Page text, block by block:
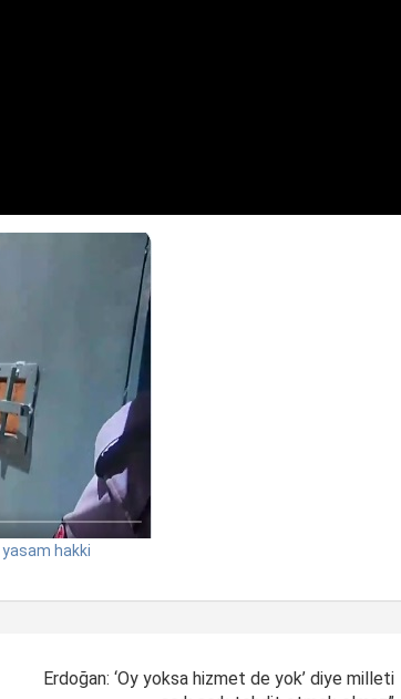
yasam hakki
Erdoğan: ‘Oy yoksa hizmet de yok’ diye milleti